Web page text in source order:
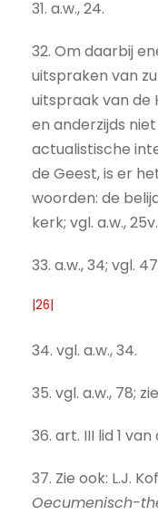
31. a.w., 24.
32. Om daarbij
uitspraken van
uitspraak van de
en anderzijds
actualistische
de Geest, is er
woorden: de
kerk; vgl. a.w., 25v.
33. a.w., 34; vgl.
|26|
34. vgl. a.w., 34.
35. vgl. a.w., 78;
36. art. III lid 1
37. Zie ook: L.J.
Oecumenisch-